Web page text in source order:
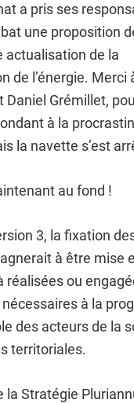
a pris ses
une proposition
actualisation de la
de l’énergie. Merci
Daniel Grémillet,
à la
la navette s’est
au fond !
3, la fixation
à être mise
réalisées ou
à la
des acteurs de la
territoriales.
la Stratégie